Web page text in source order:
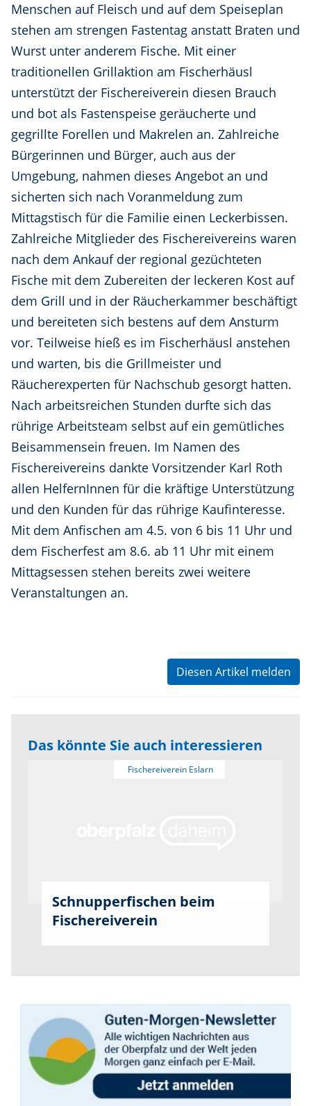
Menschen auf Fleisch und auf dem Speiseplan
stehen am strengen Fastentag anstatt Braten und
Wurst unter anderem Fische. Mit einer
traditionellen Grillaktion am Fischerhäusl
unterstützt der Fischereiverein diesen Brauch
und bot als Fastenspeise geräucherte und
gegrillte Forellen und Makrelen an. Zahlreiche
Bürgerinnen und Bürger, auch aus der
Umgebung, nahmen dieses Angebot an und
sicherten sich nach Voranmeldung zum
Mittagstisch für die Familie einen Leckerbissen.
Zahlreiche Mitglieder des Fischereivereins waren
nach dem Ankauf der regional gezüchteten
Fische mit dem Zubereiten der leckeren Kost auf
dem Grill und in der Räucherkammer beschäftigt
und bereiteten sich bestens auf dem Ansturm
vor. Teilweise hieß es im Fischerhäusl anstehen
und warten, bis die Grillmeister und
Räucherexperten für Nachschub gesorgt hatten.
Nach arbeitsreichen Stunden durfte sich das
rührige Arbeitsteam selbst auf ein gemütliches
Beisammensein freuen. Im Namen des
Fischereivereins dankte Vorsitzender Karl Roth
allen HelfernInnen für die kräftige Unterstützung
und den Kunden für das rührige Kaufinteresse.
Mit dem Anfischen am 4.5. von 6 bis 11 Uhr und
dem Fischerfest am 8.6. ab 11 Uhr mit einem
Mittagsessen stehen bereits zwei weitere
Veranstaltungen an.
Diesen Artikel melden
Das könnte Sie auch interessieren
Schnupperfischen beim
Fischereiverein